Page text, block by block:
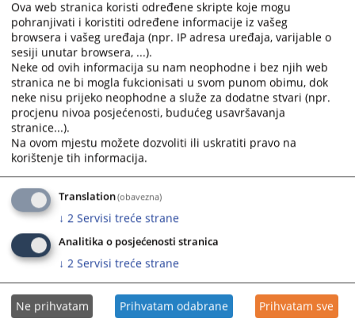
and
select
a
date.
Press
the
question
mark
key
get
the
keyboard
shortcuts
for
dates.
and
select
a
date.
Press
the
question
mark
key
the
keyboard
shortcuts
for
dates.
Ova web stranica koristi određene skripte koje mogu
pohranjivati i koristiti određene informacije iz vašeg
browsera i vašeg uređaja (npr. IP adresa uređaja, varijable o
sesiji unutar browsera, ...).
Neke od ovih informacija su nam neophodne i bez njih web
stranica ne bi mogla fukcionisati u svom punom obimu, dok
neke nisu prijeko neophodne a služe za dodatne stvari (npr.
procjenu nivoa posjećenosti, budućeg usavršavanja
stranice...).
Na ovom mjestu možete dozvoliti ili uskratiti pravo na
korištenje tih informacija.
Translation(obavezna)
↓ 2 Servisi treće strane
Analitika o posjećenosti stranica
↓ 2 Servisi treće strane
Ne prihvatam Prihvatam odabrane Prihvatam sve